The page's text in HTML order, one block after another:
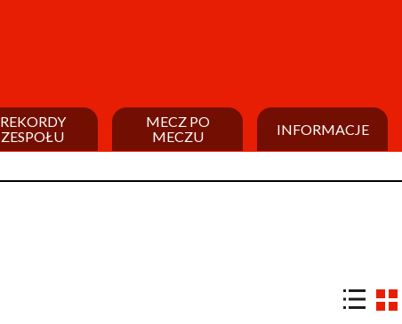
REKORDY
ZESPOŁU
MECZ PO
MECZU
INFORMACJE